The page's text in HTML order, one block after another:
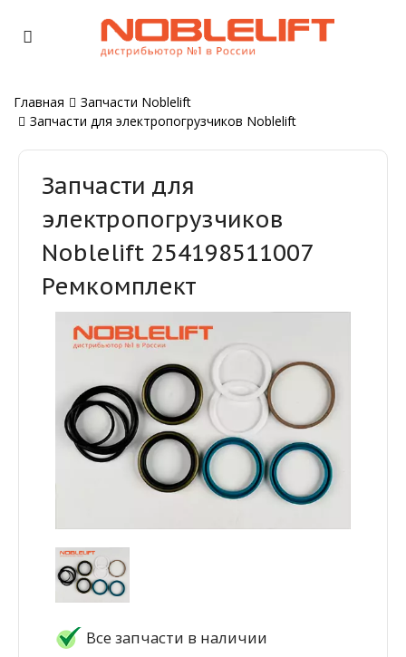
Главная
Запчасти Noblelift
Запчасти для электропогрузчиков Noblelift
Запчасти для
электропогрузчиков
Noblelift 254198511007
Ремкомплект
Все запчасти в наличии